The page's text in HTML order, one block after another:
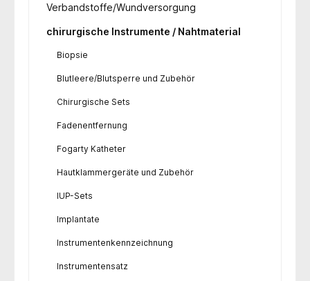
Verbandstoffe/Wundversorgung
chirurgische Instrumente / Nahtmaterial
Biopsie
Blutleere/Blutsperre und Zubehör
Chirurgische Sets
Fadenentfernung
Fogarty Katheter
Hautklammergeräte und Zubehör
IUP-Sets
Implantate
Instrumentenkennzeichnung
Instrumentensatz